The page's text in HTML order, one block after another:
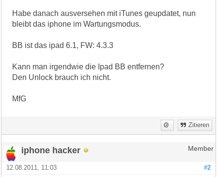
Habe danach ausversehen mit iTunes geupdatet, nun
bleibt das iphone im Wartungsmodus.
BB ist das ipad 6.1, FW: 4.3.3
Kann man irgendwie die Ipad BB entfernen?
Den Unlock brauch ich nicht.
MfG
Zitieren
iphone hacker Member
#2
12.08.2011, 11:03